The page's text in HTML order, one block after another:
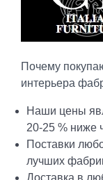
Почему
интерьера
Наши цены
20-25 % ниже
Поставки
лучших
Доставка в